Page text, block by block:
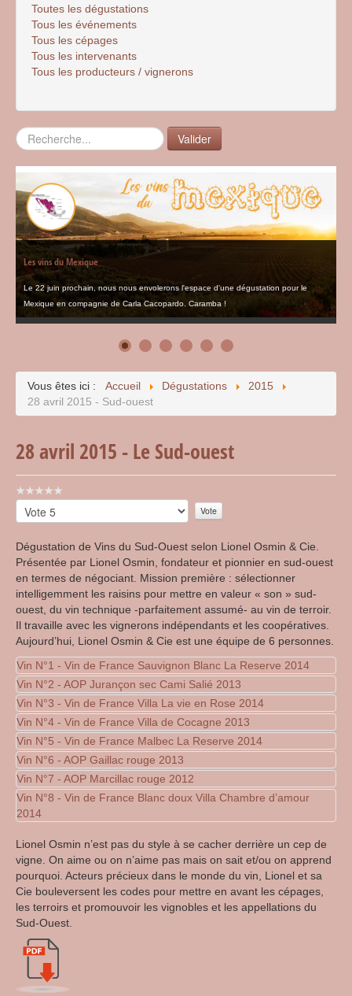
Toutes les dégustations
Tous les événements
Tous les cépages
Tous les intervenants
Tous les producteurs / vignerons
Rechercher Valider
Les vins du Mexique
Le 22 juin prochain, nous nous envolerons l'espace d'une dégustation pour le
Mexique en compagnie de Carla Cacopardo. Caramba !
Vous êtes ici : Accueil Dégustations
2015
28 avril 2015 - Sud-ouest
28 avril 2015 - Le Sud-ouest
Vote
utilisateur:
Veuillez
voter
Dégustation de Vins du Sud-Ouest selon Lionel Osmin & Cie.
Présentée par Lionel Osmin, fondateur et pionnier en sud-ouest
en termes de négociant. Mission première : sélectionner
intelligemment les raisins pour mettre en valeur « son » sud-
ouest, du vin technique -parfaitement assumé- au vin de terroir.
Il travaille avec les vignerons indépendants et les coopératives.
Aujourd’hui, Lionel Osmin & Cie est une équipe de 6 personnes.
Vin N°1 - Vin de France Sauvignon Blanc La Reserve 2014
Votre texte...
Vin N°2 - AOP Jurançon sec Cami Salié 2013
Votre texte...
Vin N°3 - Vin de France Villa La vie en Rose 2014
Votre texte...
Vin N°4 - Vin de France Villa de Cocagne 2013
Votre texte...
Vin N°5 - Vin de France Malbec La Reserve 2014
Votre texte...
Vin N°6 - AOP Gaillac rouge 2013
Votre texte...
Vin N°7 - AOP Marcillac rouge 2012
Votre texte...
Vin N°8 - Vin de France Blanc doux Villa Chambre d’amour
2014
Votre texte...
Lionel Osmin n’est pas du style à se cacher derrière un cep de
vigne. On aime ou on n’aime pas mais on sait et/ou on apprend
pourquoi. Acteurs précieux dans le monde du vin, Lionel et sa
Cie bouleversent les codes pour mettre en avant les cépages,
les terroirs et promouvoir les vignobles et les appellations du
Sud-Ouest.